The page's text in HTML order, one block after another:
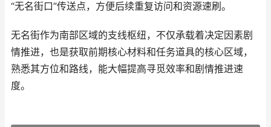
“无名街口”传送点，方便后续重复访问和资源速刷。
无名街作为南部区域的支线枢纽，不仅承载着决定因素剧
情推进，也是获取前期核心材料和任务道具的核心区域，
熟悉其方位和路线，能大幅提高寻觅效率和剧情推进速
度。